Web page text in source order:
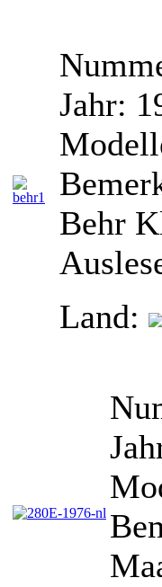
Jahr:
Behr
Land: